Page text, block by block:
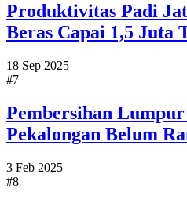
Produktivitas Padi
Beras Capai 1,5 Juta
18 Sep 2025
#7
Pembersihan
Pekalongan Belum
3 Feb 2025
#8